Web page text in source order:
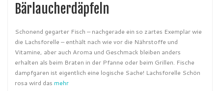
Bärlaucherdäpfeln
Schonend gegarter Fisch – nachgerade ein so zartes Exemplar wie
die Lachsforelle – enthält nach wie vor die Nährstoffe und
Vitamine, aber auch Aroma und Geschmack bleiben anders
erhalten als beim Braten in der Pfanne oder beim Grillen. Fische
dampfgaren ist eigentlich eine logische Sache! Lachsforelle Schön
rosa wird das mehr